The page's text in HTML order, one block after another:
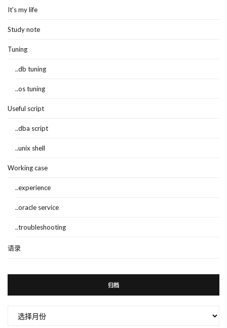
It's my life
Study note
Tuning
..db tuning
..os tuning
Useful script
..dba script
..unix shell
Working case
..experience
..oracle service
..troubleshooting
语录
归档